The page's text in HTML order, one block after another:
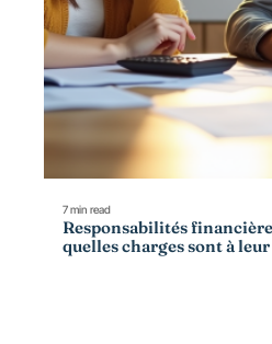
7 min read
Responsabilités
quelles charges sont à